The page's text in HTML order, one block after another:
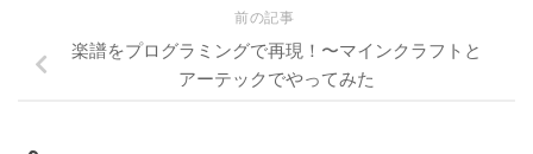
前の記事
楽譜をプログラミングで再現！〜マインクラフトと
アーテックでやってみた